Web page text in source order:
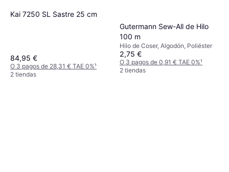
Kai 7250 SL Sastre 25 cm
84,95 €
O 3 pagos de 28,31 € TAE 0%¹
2 tiendas
Gutermann Sew-All de Hilo
100 m
Hilo de Coser, Algodón, Poliéster
2,75 €
O 3 pagos de 0,91 € TAE 0%¹
2 tiendas